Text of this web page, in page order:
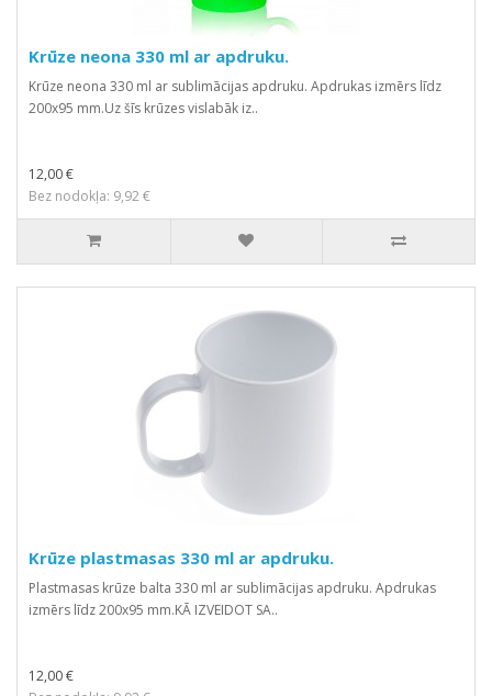
Krūze neona 330 ml ar apdruku.
Krūze neona 330 ml ar sublimācijas apdruku. Apdrukas izmērs līdz
200x95 mm.Uz šīs krūzes vislabāk iz..
12,00 €
Bez nodokļa: 9,92 €
Krūze plastmasas 330 ml ar apdruku.
Plastmasas krūze balta 330 ml ar sublimācijas apdruku. Apdrukas
izmērs līdz 200x95 mm.KĀ IZVEIDOT SA..
12,00 €